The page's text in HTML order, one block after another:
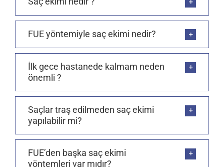
FUE yöntemiyle saç ekimi nedir?
İlk gece hastanede kalmam neden
önemli ?
Saçlar traş edilmeden saç ekimi
yapılabilir mi?
FUE’den başka saç ekimi
yöntemleri var mıdır?